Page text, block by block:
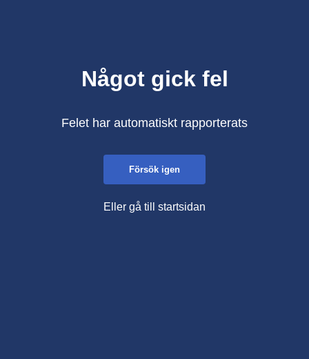
Något gick fel
Felet har automatiskt rapporterats
Försök igen
Eller gå till startsidan